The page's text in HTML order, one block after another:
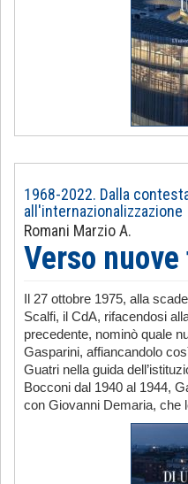
1968-2022. Dalla
all'internazionalizzazione
Romani Marzio A.
Verso
Il 27 ottobre 1975, alla
Scalfi, il CdA, rifacendosi
precedente, nominò quale
Gasparini, affiancandolo
Guatri nella guida
Bocconi dal 1940 al 1944,
con Giovanni Demaria, che